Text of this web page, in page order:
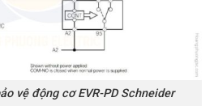
vệ động cơ EVR-PD Schneider